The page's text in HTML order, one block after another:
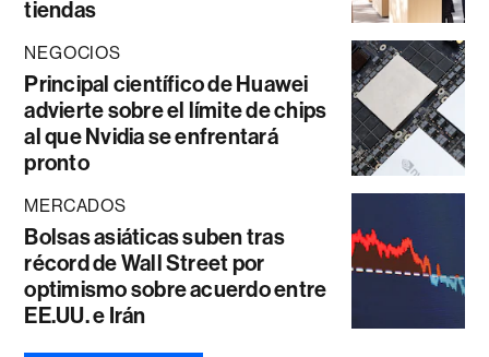
tiendas
NEGOCIOS
Principal científico de Huawei
advierte sobre el límite de chips
al que Nvidia se enfrentará
pronto
MERCADOS
Bolsas asiáticas suben tras
récord de Wall Street por
optimismo sobre acuerdo entre
EE.UU. e Irán